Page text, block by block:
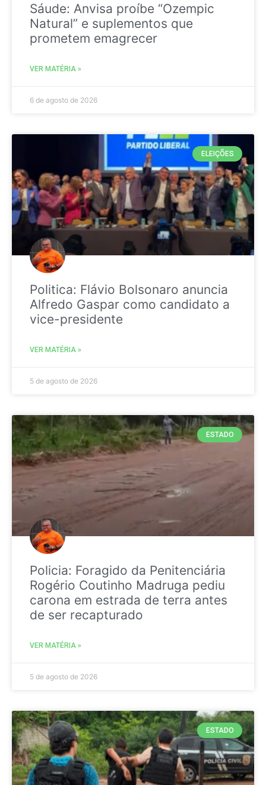
Sáude: Anvisa proíbe “Ozempic
Natural” e suplementos que
prometem emagrecer
VER MATÉRIA »
6 de agosto de 2026
ELEIÇÕES
Politica: Flávio Bolsonaro anuncia
Alfredo Gaspar como candidato a
vice-presidente
VER MATÉRIA »
5 de agosto de 2026
ESTADO
Policia: Foragido da Penitenciária
Rogério Coutinho Madruga pediu
carona em estrada de terra antes
de ser recapturado
VER MATÉRIA »
5 de agosto de 2026
ESTADO